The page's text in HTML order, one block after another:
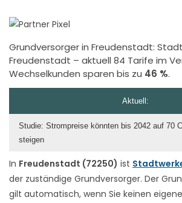
Grundversorger in Freudenstadt:
Freudenstadt – aktuell 84 Tarife im
Wechselkunden sparen bis zu 46 %.
In Freudenstadt (72250) ist
der zuständige Grundversorger. Der
gilt automatisch, wenn Sie keinen
Aktuell:
Studie: Strompreise könnten bis 2042 auf 70
steigen